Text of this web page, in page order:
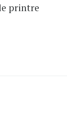
printre